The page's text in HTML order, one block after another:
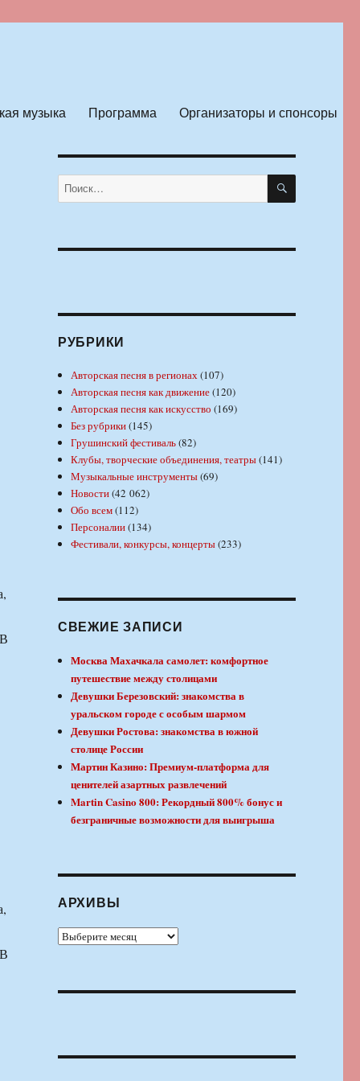
музыка Программа Организаторы и спонсоры
Искать: ПОИСК
РУБРИКИ
Авторская песня в регионах(107)
Авторская песня как движение(120)
Авторская песня как искусство (169)
Без рубрики(145)
Грушинский фестиваль(82)
Клубы, творческие объединения, театры(141)
Музыкальные инструменты(69)
Новости(42 062)
Обо всем(112)
Персоналии(134)
Фестивали, конкурсы, концерты(233)
СВЕЖИЕ ЗАПИСИ
Москва Махачкала самолет: комфортное
путешествие между столицами
Девушки Березовский: знакомства в
уральском городе с особым шармом
Девушки Ростова: знакомства в южной
столице России
Мартин Казино: Премиум-платформа для
ценителей азартных развлечений
Martin Casino 800: Рекордный 800% бонус и
безграничные возможности для выигрыша
АРХИВЫ
Архивы